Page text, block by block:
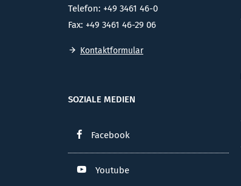
Telefon: +49 3461 46-0
Fax: +49 3461 46-29 06
Kontaktformular
SOZIALE MEDIEN
Facebook
Youtube